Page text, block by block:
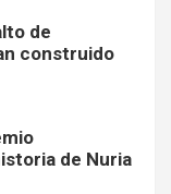
de
construido
de Nuria